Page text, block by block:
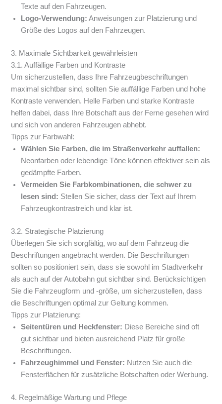
Texte auf den Fahrzeugen.
Logo-Verwendung: Anweisungen zur Platzierung und
Größe des Logos auf den Fahrzeugen.
3. Maximale Sichtbarkeit gewährleisten
3.1. Auffällige Farben und Kontraste
Um sicherzustellen, dass Ihre Fahrzeugbeschriftungen
maximal sichtbar sind, sollten Sie auffällige Farben und hohe
Kontraste verwenden. Helle Farben und starke Kontraste
helfen dabei, dass Ihre Botschaft aus der Ferne gesehen wird
und sich von anderen Fahrzeugen abhebt.
Tipps zur Farbwahl:
Wählen Sie Farben, die im Straßenverkehr auffallen:
Neonfarben oder lebendige Töne können effektiver sein als
gedämpfte Farben.
Vermeiden Sie Farbkombinationen, die schwer zu
lesen sind: Stellen Sie sicher, dass der Text auf Ihrem
Fahrzeugkontrastreich und klar ist.
3.2. Strategische Platzierung
Überlegen Sie sich sorgfältig, wo auf dem Fahrzeug die
Beschriftungen angebracht werden. Die Beschriftungen
sollten so positioniert sein, dass sie sowohl im Stadtverkehr
als auch auf der Autobahn gut sichtbar sind. Berücksichtigen
Sie die Fahrzeugform und -größe, um sicherzustellen, dass
die Beschriftungen optimal zur Geltung kommen.
Tipps zur Platzierung:
Seitentüren und Heckfenster: Diese Bereiche sind oft
gut sichtbar und bieten ausreichend Platz für große
Beschriftungen.
Fahrzeughimmel und Fenster: Nutzen Sie auch die
Fensterflächen für zusätzliche Botschaften oder Werbung.
4. Regelmäßige Wartung und Pflege